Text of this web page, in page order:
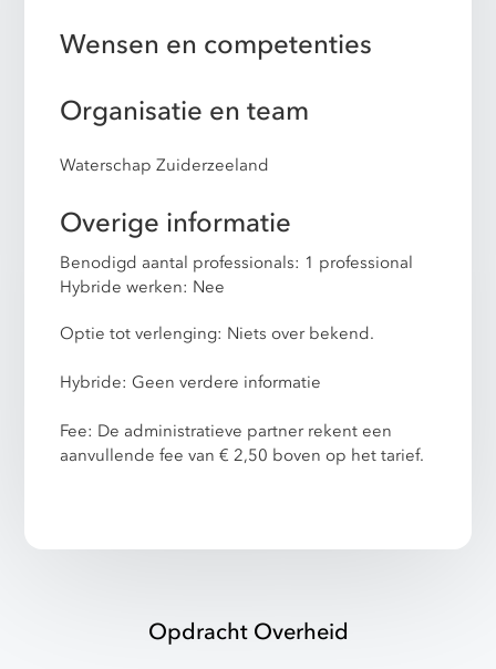
Wensen en competenties
Organisatie en team
Waterschap Zuiderzeeland
Overige informatie
Benodigd aantal professionals: 1 professional
Hybride werken: Nee
Optie tot verlenging: Niets over bekend.
Hybride: Geen verdere informatie
Fee: De administratieve partner rekent een
aanvullende fee van € 2,50 boven op het tarief.
Opdracht Overheid